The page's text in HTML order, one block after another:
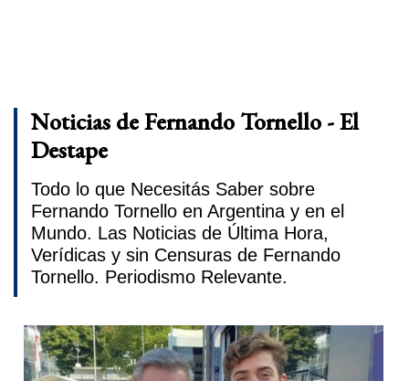
Noticias de Fernando Tornello - El
Destape
Todo lo que Necesitás Saber sobre
Fernando Tornello en Argentina y en el
Mundo. Las Noticias de Última Hora,
Verídicas y sin Censuras de Fernando
Tornello. Periodismo Relevante.